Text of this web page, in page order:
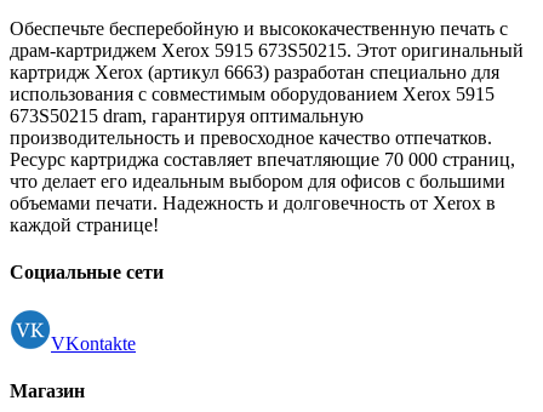
Обеспечьте бесперебойную и высококачественную печать с
драм-картриджем Xerox 5915 673S50215. Этот оригинальный
картридж Xerox (артикул 6663) разработан специально для
использования с совместимым оборудованием Xerox 5915
673S50215 dram, гарантируя оптимальную
производительность и превосходное качество отпечатков.
Ресурс картриджа составляет впечатляющие 70 000 страниц,
что делает его идеальным выбором для офисов с большими
объемами печати. Надежность и долговечность от Xerox в
каждой странице!
Социальные сети
VKontakte
Магазин